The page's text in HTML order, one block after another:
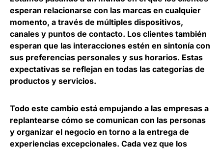
esperan relacionarse con las marcas en cualquier
momento, a través de múltiples dispositivos,
canales y puntos de contacto. Los clientes también
esperan que las interacciones estén en sintonía con
sus preferencias personales y sus horarios. Estas
expectativas se reflejan en todas las categorías de
productos y servicios.
Todo este cambio está empujando a las empresas a
replantearse cómo se comunican con las personas
y organizar el negocio en torno a la entrega de
experiencias excepcionales. Cada vez que los